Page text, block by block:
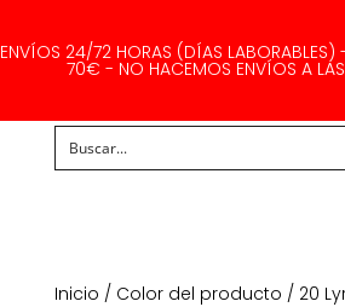
ENVÍOS 24/72 HORAS (DÍAS LABORABLES)
70€ - NO HACEMOS ENVÍOS A LAS
Inicio / Color del producto / 20